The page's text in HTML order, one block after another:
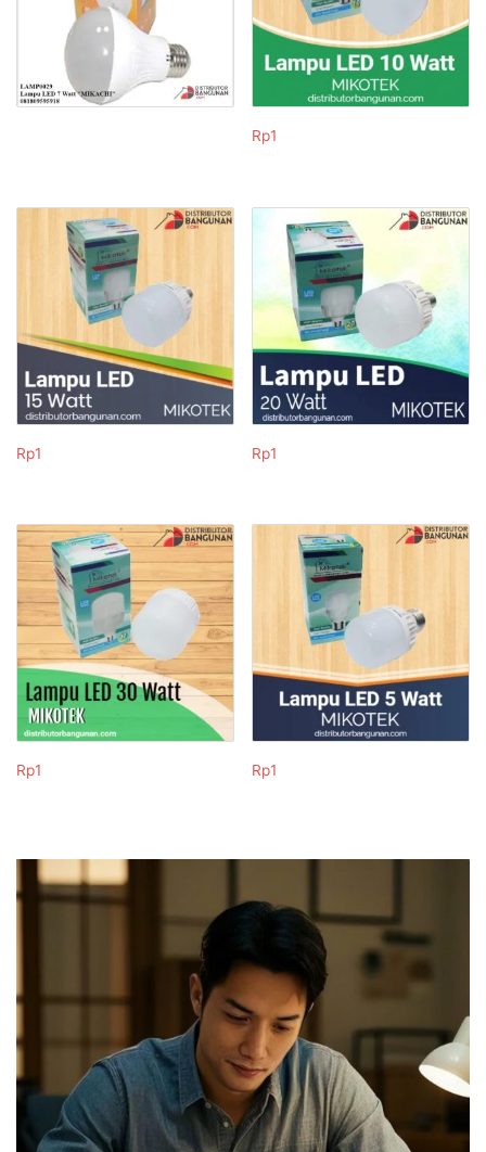
Rp1
Rp1 Rp1
Rp1 Rp1